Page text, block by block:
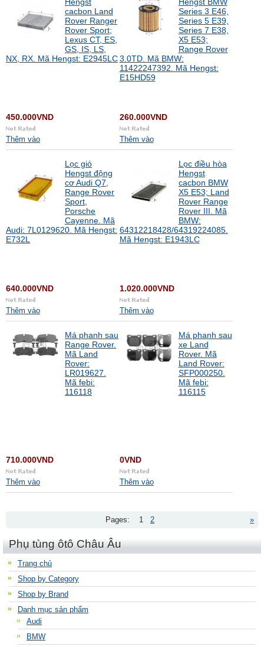
cacbon Land
Rover Ranger
Rover Sport;
Lexus CT, ES,
GS, IS, LS,
NX, RX. Mã Hengst: E2945LC
450.000VND
Thêm vào
Series 3 E46,
Series 5 E39,
Series 7 E38,
X5 E53;
Range Rover
3.0TD. Mã BMW:
11422247392. Mã Hengst:
E15HD59
260.000VND
Thêm vào
Lọc gió
Hengst động
cơ Audi Q7,
Range Rover
Sport,
Porsche
Cayenne. Mã
Audi: 7L0129620. Mã Hengst:
E732L
640.000VND
Thêm vào
Lọc điều hòa
Hengst
cacbon BMW
X5 E53; Land
Rover Range
Rover III. Mã
BMW:
64312218428/64319224085.
Mã Hengst: E1943LC
1.020.000VND
Thêm vào
Má phanh sau
Range Rover.
Mã Land
Rover:
LR019627.
Mã febi:
116118
710.000VND
Thêm vào
Má phanh sau
xe Land
Rover. Mã
Land Rover:
SFP000250.
Mã febi:
116115
0VND
Thêm vào
»
Pages: 1 2
Phụ tùng ôtô Châu Âu
Trang chủ
Shop by Category
Shop by Brand
Danh mục sản phẩm
Audi
BMW